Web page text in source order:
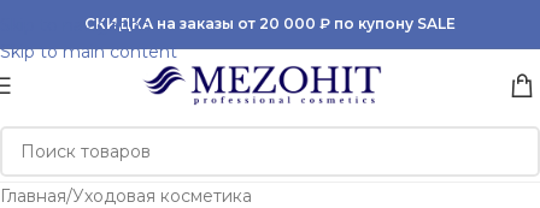
Skip to navigation
Skip to main content
СКИДКА на заказы от 20 000 ₽ по купону SALE
Главная/Уходовая косметика